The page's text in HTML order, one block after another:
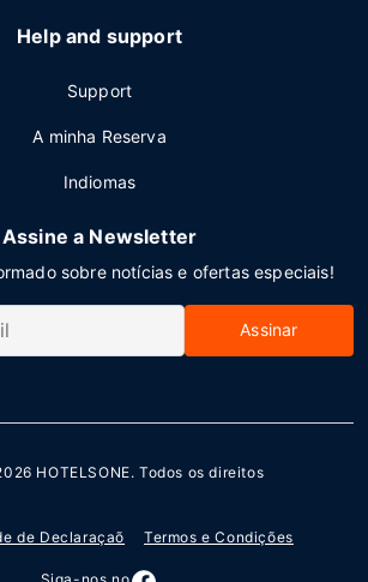
Help and support
Support
A minha Reserva
Indiomas
Assine a Newsletter
sobre notícias e ofertas especiais!
Assinar
HOTELSONE. Todos os direitos
de Declaraçaõ Termos e Condições